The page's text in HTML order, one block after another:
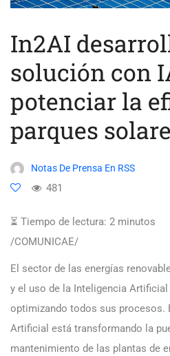
In2AI
solución con
potenciar la
parques
Notas De Prensa En RSS
481
⏳ Tiempo de lectura: 2 minutos
/COMUNICAE/
El sector de las energías
y el uso de la Inteligencia
optimizando todos sus procesos.
Artificial está transformando la
mantenimiento de las plantas de